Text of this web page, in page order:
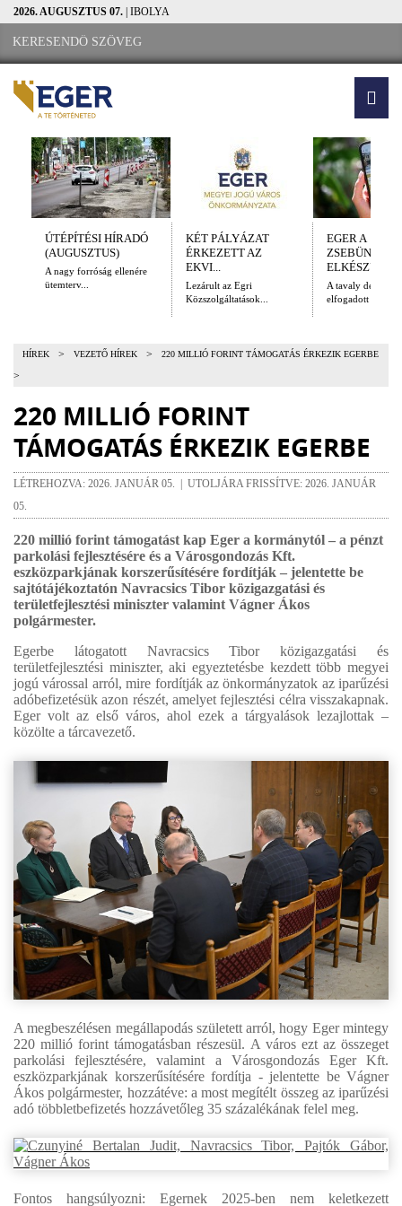
2026. AUGUSZTUS 07. | IBOLYA
ÚTÉPÍTÉSI HÍRADÓ
(AUGUSZTUS)
A nagy forróság ellenére
ütemterv...
KÉT PÁLYÁZAT
ÉRKEZETT AZ
EKVI...
Lezárult az Egri
Közszolgáltatások...
EGER A
ELKÉSZÜLT
A tavaly
elfogadott
HÍREK > VEZETŐ HÍREK > 220 MILLIÓ FORINT TÁMOGATÁS ÉRKEZIK EGERBE
>
220 MILLIÓ FORINT
TÁMOGATÁS ÉRKEZIK EGERBE
LÉTREHOZVA: 2026. JANUÁR 05. | UTOLJÁRA FRISSÍTVE: 2026. JANUÁR
05.
220 millió forint támogatást kap Eger a kormánytól – a pénzt
parkolási fejlesztésére és a Városgondozás Kft.
eszközparkjának korszerűsítésére fordítják – jelentette be
sajtótájékoztatón Navracsics Tibor közigazgatási és
területfejlesztési miniszter valamint Vágner Ákos
polgármester.
Egerbe látogatott Navracsics Tibor közigazgatási és
területfejlesztési miniszter, aki egyeztetésbe kezdett több megyei
jogú várossal arról, mire fordítják az önkormányzatok az iparűzési
adóbefizetésük azon részét, amelyet fejlesztési célra visszakapnak.
Eger volt az első város, ahol ezek a tárgyalások lezajlottak –
közölte a tárcavezető.
A megbeszélésen megállapodás született arról, hogy Eger mintegy
220 millió forint támogatásban részesül. A város ezt az összeget
parkolási fejlesztésére, valamint a Városgondozás Eger Kft.
eszközparkjának korszerűsítésére fordítja - jelentette be Vágner
Ákos polgármester, hozzátéve: a most megítélt összeg az iparűzési
adó többletbefizetés hozzávetőleg 35 százalékának felel meg.
Fontos hangsúlyozni: Egernek 2025-ben nem keletkezett